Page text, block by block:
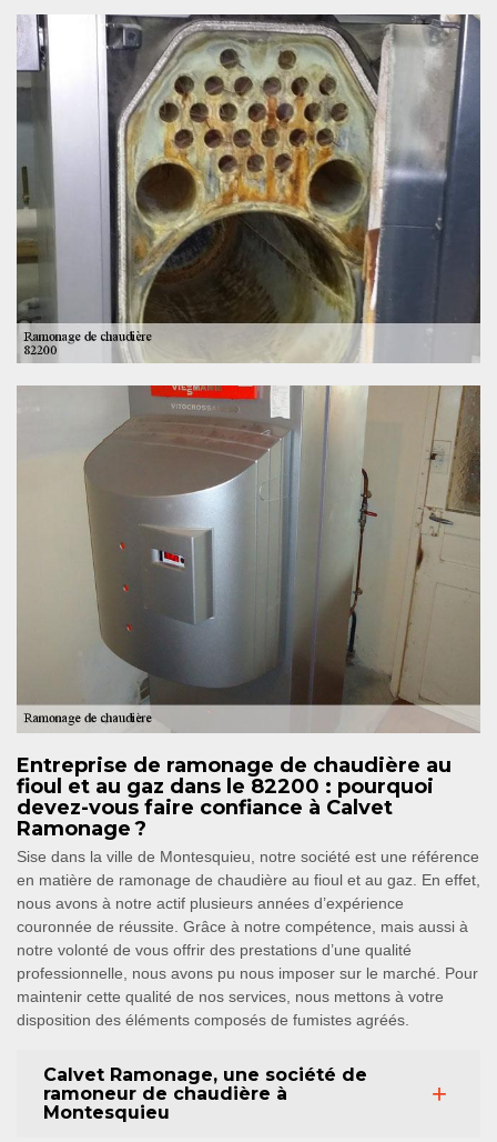
Entreprise de ramonage de chaudière au
fioul et au gaz dans le 82200 : pourquoi
devez-vous faire confiance à Calvet
Ramonage ?
Sise dans la ville de Montesquieu, notre société est une référence
en matière de ramonage de chaudière au fioul et au gaz. En effet,
nous avons à notre actif plusieurs années d’expérience
couronnée de réussite. Grâce à notre compétence, mais aussi à
notre volonté de vous offrir des prestations d’une qualité
professionnelle, nous avons pu nous imposer sur le marché. Pour
maintenir cette qualité de nos services, nous mettons à votre
disposition des éléments composés de fumistes agréés.
Calvet Ramonage, une société de
ramoneur de chaudière à
Montesquieu